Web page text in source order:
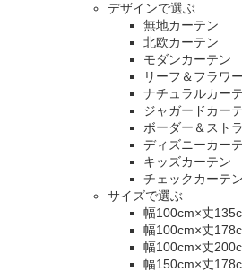
デザインで選ぶ
無地カーテン
北欧カーテン
モダンカーテン
リーフ＆フラワ
ナチュラルカー
ジャガードカー
ボーダー＆スト
ディズニーカー
キッズカーテン
チェックカーテン
サイズで選ぶ
幅100cm×丈
幅100cm×丈
幅100cm×丈
幅150cm×丈